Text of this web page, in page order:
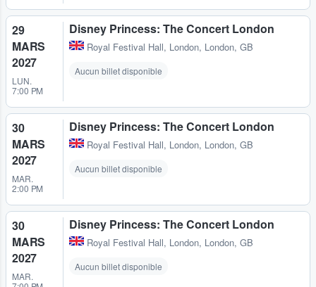
29
MARS
2027
LUN.
7:00 PM
Disney Princess: The Concert London
Royal Festival Hall, London, London, GB
Aucun billet disponible
30
MARS
2027
MAR.
2:00 PM
Disney Princess: The Concert London
Royal Festival Hall, London, London, GB
Aucun billet disponible
30
MARS
2027
MAR.
Disney Princess: The Concert London
Royal Festival Hall, London, London, GB
Aucun billet disponible